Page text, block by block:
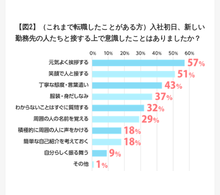
【図2】（これまで転職したことがある方）
入社初日、新しい
勤務先の人たちと接する上で意識したことはありましたか？